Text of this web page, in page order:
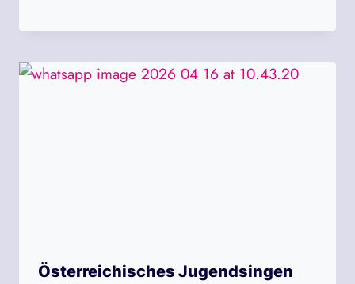
Österreichisches Jugendsingen